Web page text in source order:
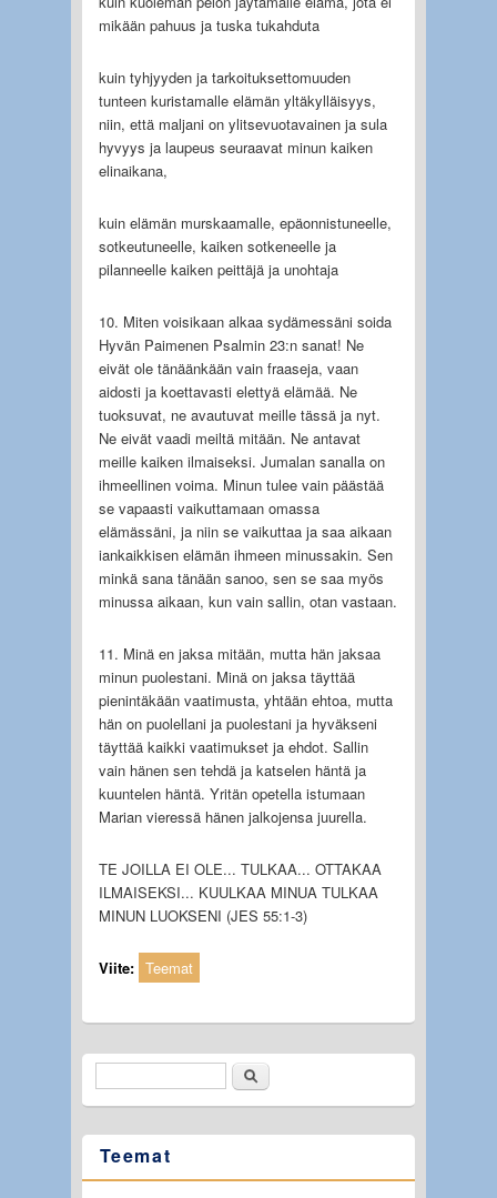
mikään pahuus ja tuska tukahduta
kuin tyhjyyden ja tarkoituksettomuuden
tunteen kuristamalle elämän yltäkylläisyys,
niin, että maljani on ylitsevuotavainen ja sula
hyvyys ja laupeus seuraavat minun kaiken
elinaikana,
kuin elämän murskaamalle, epäonnistuneelle,
sotkeutuneelle, kaiken sotkeneelle ja
pilanneelle kaiken peittäjä ja unohtaja
10. Miten voisikaan alkaa sydämessäni soida
Hyvän Paimenen Psalmin 23:n sanat! Ne
eivät ole tänäänkään vain fraaseja, vaan
aidosti ja koettavasti elettyä elämää. Ne
tuoksuvat, ne avautuvat meille tässä ja nyt.
Ne eivät vaadi meiltä mitään. Ne antavat
meille kaiken ilmaiseksi. Jumalan sanalla on
ihmeellinen voima. Minun tulee vain päästää
se vapaasti vaikuttamaan omassa
elämässäni, ja niin se vaikuttaa ja saa aikaan
iankaikkisen elämän ihmeen minussakin. Sen
minkä sana tänään sanoo, sen se saa myös
minussa aikaan, kun vain sallin, otan vastaan.
11. Minä en jaksa mitään, mutta hän jaksaa
minun puolestani. Minä on jaksa täyttää
pienintäkään vaatimusta, yhtään ehtoa, mutta
hän on puolellani ja puolestani ja hyväkseni
täyttää kaikki vaatimukset ja ehdot. Sallin
vain hänen sen tehdä ja katselen häntä ja
kuuntelen häntä. Yritän opetella istumaan
Marian vieressä hänen jalkojensa juurella.
TE JOILLA EI OLE... TULKAA... OTTAKAA
ILMAISEKSI... KUULKAA MINUA TULKAA
MINUN LUOKSENI (JES 55:1-3)
Viite: Teemat
HakulomakeEtsi
Teemat